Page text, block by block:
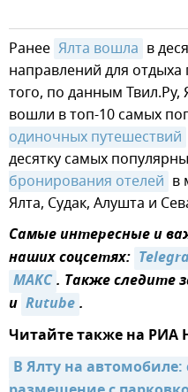
Ранее Ялта вошла в
направлений для
того, по данным Твил.Ру,
вошли в топ-10 самых
одиночных путешествий
десятку самых
бронирования отелей в
Ялта, Судак, Алушта и
Самые интересные и
наших соцсетях:
МАКС. Также следите
и Rutube.
Читайте также на РИА
В Ялту на автомобиле: